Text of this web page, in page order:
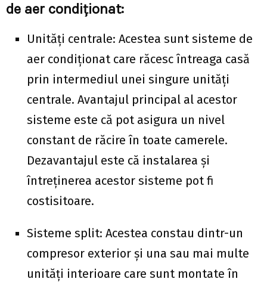
de aer condiționat:
Unități centrale: Acestea sunt sisteme de
aer condiționat care răcesc întreaga casă
prin intermediul unei singure unități
centrale. Avantajul principal al acestor
sisteme este că pot asigura un nivel
constant de răcire în toate camerele.
Dezavantajul este că instalarea și
întreținerea acestor sisteme pot fi
costisitoare.
Sisteme split: Acestea constau dintr-un
compresor exterior și una sau mai multe
unități interioare care sunt montate în